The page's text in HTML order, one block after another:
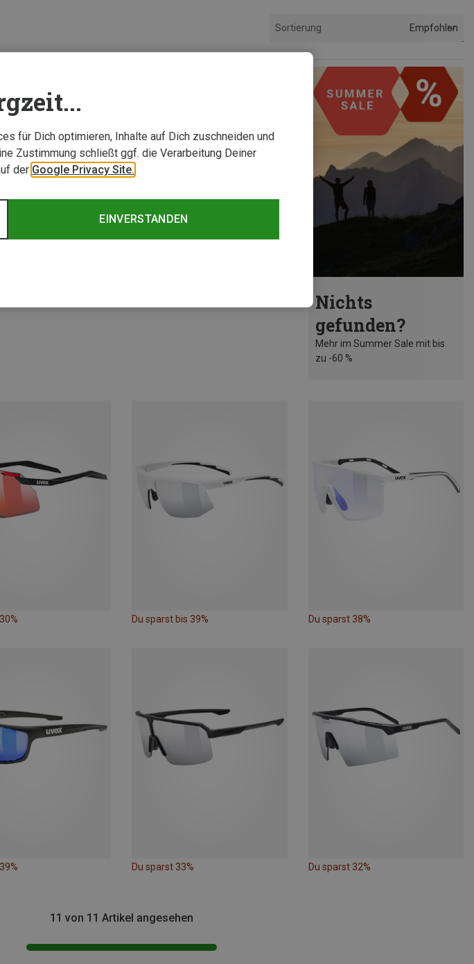
Sortierung Empfohlen
Nichts
gefunden?
Mehr im Summer Sale mit bis
zu -60 %
Du sparst bis 39% Du sparst 38%
Du sparst 33% Du sparst 32%
11 von 11 Artikel angesehen
für Dich optimieren, Inhalte auf Dich zuschneiden und
Zustimmung schließt ggf. die Verarbeitung Deiner
der Google Privacy Site.
EINVERSTANDEN